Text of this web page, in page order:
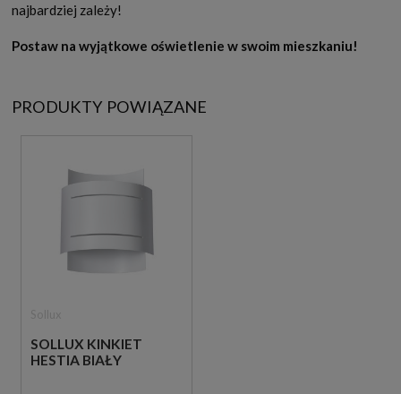
najbardziej zależy!
Postaw na wyjątkowe oświetlenie w swoim mieszkaniu!
PRODUKTY POWIĄZANE
SOLLUX KINKIET
HESTIA BIAŁY